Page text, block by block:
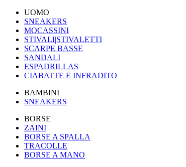
UOMO
SNEAKERS
MOCASSINI
STIVALI|STIVALETTI
SCARPE BASSE
SANDALI
ESPADRILLAS
CIABATTE E INFRADITO
BAMBINI
SNEAKERS
BORSE
ZAINI
BORSE A SPALLA
TRACOLLE
BORSE A MANO